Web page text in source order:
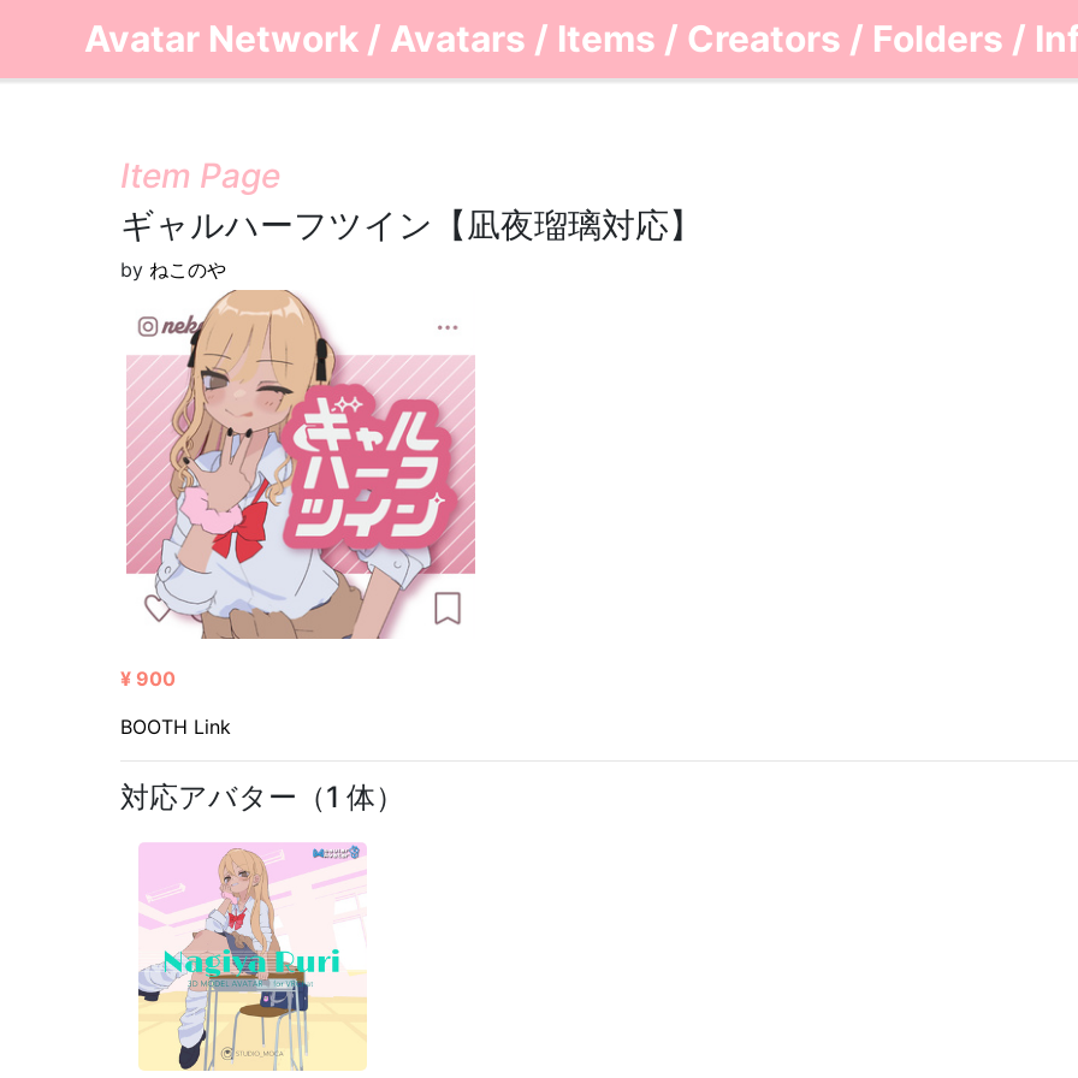
Avatar Network / Avatars / Items / Creators / Folders /
Item Page
ギャルハーフツイン【凪夜瑠璃対応】
by ねこのや
¥ 900
BOOTH Link
対応アバター（1 体）